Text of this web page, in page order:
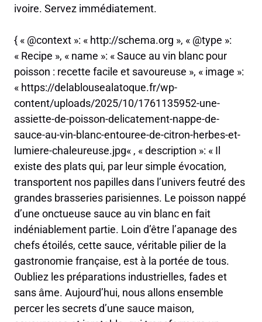
ivoire. Servez immédiatement.
{ « @context »: « http://schema.org », « @type »:
« Recipe », « name »: « Sauce au vin blanc pour
poisson : recette facile et savoureuse », « image »:
« https://delablousealatoque.fr/wp-
content/uploads/2025/10/1761135952-une-
assiette-de-poisson-delicatement-nappe-de-
sauce-au-vin-blanc-entouree-de-citron-herbes-et-
lumiere-chaleureuse.jpg« , « description »: « Il
existe des plats qui, par leur simple évocation,
transportent nos papilles dans l’univers feutré des
grandes brasseries parisiennes. Le poisson nappé
d’une onctueuse sauce au vin blanc en fait
indéniablement partie. Loin d’être l’apanage des
chefs étoilés, cette sauce, véritable pilier de la
gastronomie française, est à la portée de tous.
Oubliez les préparations industrielles, fades et
sans âme. Aujourd’hui, nous allons ensemble
percer les secrets d’une sauce maison,